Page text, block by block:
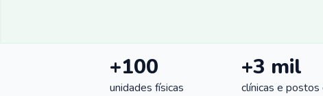
+100
unidades físicas
+3 mil
clínicas e postos